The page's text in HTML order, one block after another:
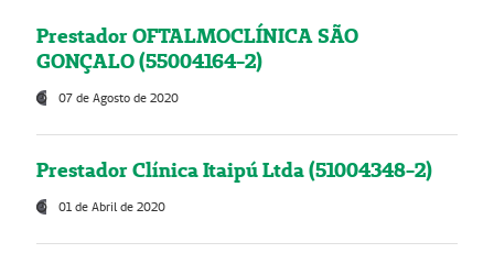
Prestador OFTALMOCLÍNICA SÃO
GONÇALO (55004164-2)
07 de Agosto de 2020
Prestador Clínica Itaipú Ltda (51004348-2)
01 de Abril de 2020